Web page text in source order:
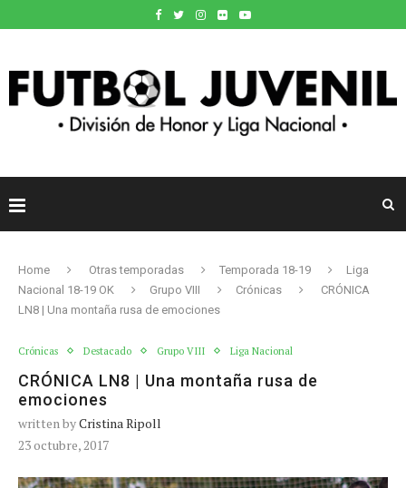
Home Otras temporadas Temporada 18-19
Liga
Nacional 18-19 OK
Grupo VIII Crónicas
CRÓNICA
LN8 | Una montaña rusa de emociones
Crónicas Destacado Grupo VIII Liga Nacional
CRÓNICA LN8 | Una montaña rusa de
emociones
written byCristina Ripoll
23 octubre, 2017